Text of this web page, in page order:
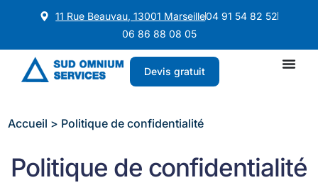
11 Rue Beauvau, 13001 Marseille04 91 54 82 52
06 86 88 08 05
Devis gratuit
Accueil > Politique de confidentialité
Politique de confidentialité